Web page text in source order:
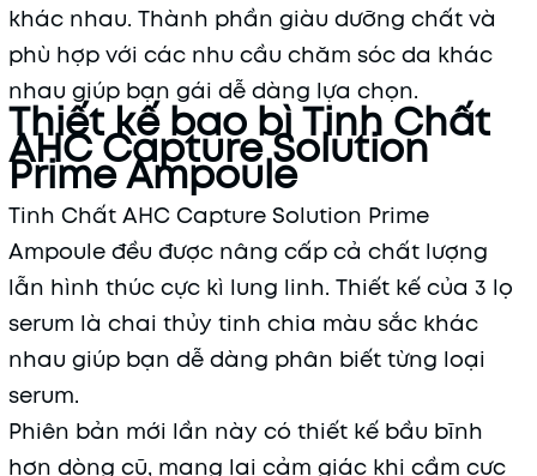
khác nhau. Thành phần giàu dưỡng chất và
phù hợp với các nhu cầu chăm sóc da khác
nhau giúp bạn gái dễ dàng lựa chọn.
Thiết kế bao bì Tinh Chất
AHC Capture Solution
Prime Ampoule
Tinh Chất AHC Capture Solution Prime
Ampoule đều được nâng cấp cả chất lượng
lẫn hình thúc cực kì lung linh. Thiết kế của 3 lọ
serum là chai thủy tinh chia màu sắc khác
nhau giúp bạn dễ dàng phân biết từng loại
serum.
Phiên bản mới lần này có thiết kế bầu bĩnh
hơn dòng cũ, mang lại cảm giác khi cầm cực